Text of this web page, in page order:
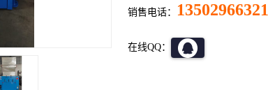
销售电话： 13502966321
在线QQ：